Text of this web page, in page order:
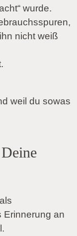
wurde.
nicht weiß
weil du sowas
Erinnerung an